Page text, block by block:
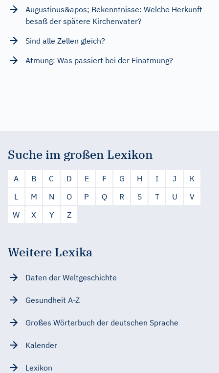
Augustinus&apos; Bekenntnisse: Welche Herkunft
besaß der spätere Kirchenvater?
Sind alle Zellen gleich?
Atmung: Was passiert bei der Einatmung?
Suche im großen Lexikon
A B C D E F G H I J
K
L
M N O P Q R S T U
V
W
X Y Z
Weitere Lexika
Daten der Weltgeschichte
Gesundheit A-Z
Großes Wörterbuch der deutschen Sprache
Kalender
Lexikon